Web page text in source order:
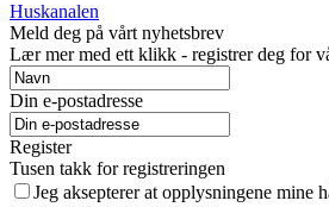
Huskanalen
Meld deg på vårt nyhetsbrev
Lær mer med ett klikk - registrer deg for
Din e-postadresse
Register
Tusen takk for registreringen
Jeg aksepterer at opplysningene mine